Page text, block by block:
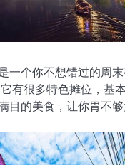
一个你不想错过的周
有很多特色摊位，基
目的美食，让你胃不够